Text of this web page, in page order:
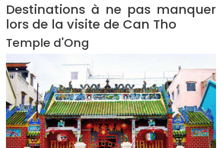
Destinations à ne pas manquer
lors de la visite de Can Tho
Temple d'Ong